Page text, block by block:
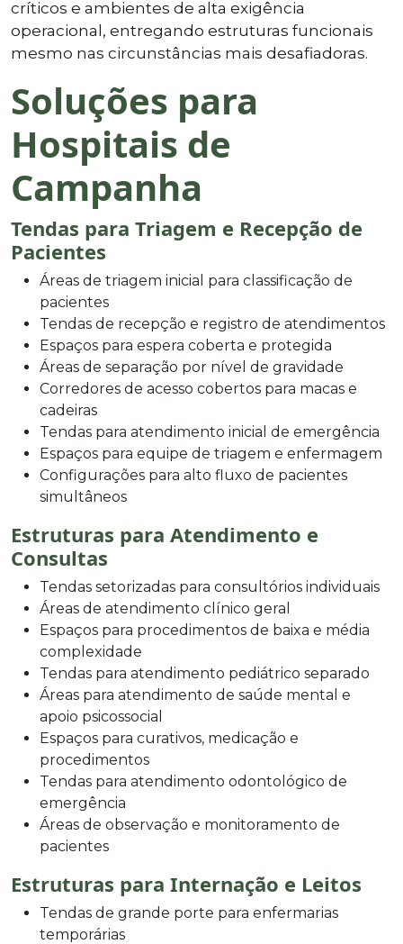
críticos e ambientes de alta exigência
operacional, entregando estruturas funcionais
mesmo nas circunstâncias mais desafiadoras.
Soluções para
Hospitais de
Campanha
Tendas para Triagem e Recepção de
Pacientes
Áreas de triagem inicial para classificação de
pacientes
Tendas de recepção e registro de atendimentos
Espaços para espera coberta e protegida
Áreas de separação por nível de gravidade
Corredores de acesso cobertos para macas e
cadeiras
Tendas para atendimento inicial de emergência
Espaços para equipe de triagem e enfermagem
Configurações para alto fluxo de pacientes
simultâneos
Estruturas para Atendimento e
Consultas
Tendas setorizadas para consultórios individuais
Áreas de atendimento clínico geral
Espaços para procedimentos de baixa e média
complexidade
Tendas para atendimento pediátrico separado
Áreas para atendimento de saúde mental e
apoio psicossocial
Espaços para curativos, medicação e
procedimentos
Tendas para atendimento odontológico de
emergência
Áreas de observação e monitoramento de
pacientes
Estruturas para Internação e Leitos
Tendas de grande porte para enfermarias
temporárias